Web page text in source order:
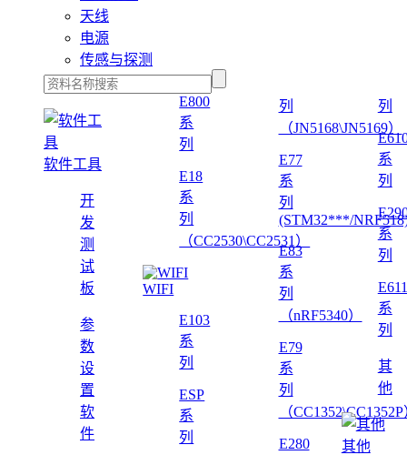
天线
电源
传感与探测
软件工具
开
发
测
试
板
参
数
设
置
软
件
E800
系
列
E18
系
列
（CC2530\CC2531）
WIFI
E103
系
列
ESP
系
列
列
（JN5168\JN5169）
E77
系
列
(STM32***/
E83
系
列
（nRF5340）
E79
系
列
（
E280
列
系
列
系
列
E611
系
列
其
他
其他